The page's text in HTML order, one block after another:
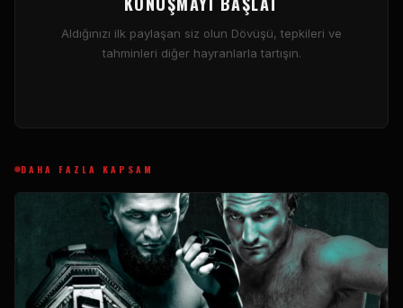
Aldığınızı ilk paylaşan siz olun Dövüşü, tepkileri ve
tahminleri diğer hayranlarla tartışın.
DAHA FAZLA KAPSAM